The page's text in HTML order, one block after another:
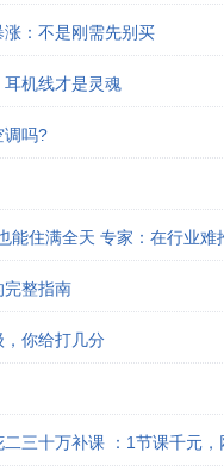
：不是刚需先别买
机线才是灵魂
调吗?
能住满全天 专家：在行业难
完整指南
你给打几分
三十万补课 ：1节课千元，